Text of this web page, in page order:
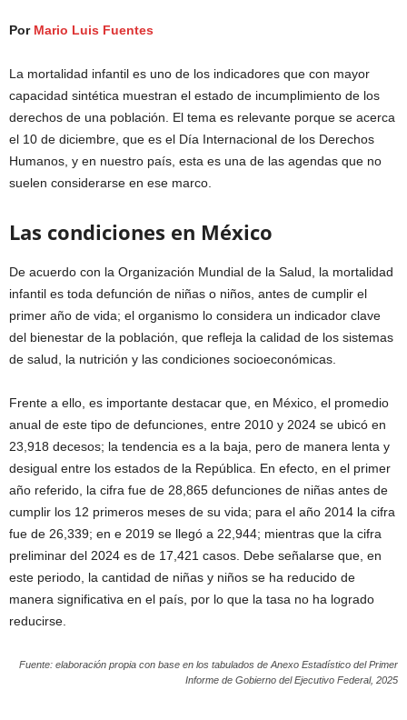
Por Mario Luis Fuentes
La mortalidad infantil es uno de los indicadores que con mayor
capacidad sintética muestran el estado de incumplimiento de los
derechos de una población. El tema es relevante porque se acerca
el 10 de diciembre, que es el Día Internacional de los Derechos
Humanos, y en nuestro país, esta es una de las agendas que no
suelen considerarse en ese marco.
Las condiciones en México
De acuerdo con la Organización Mundial de la Salud, la mortalidad
infantil es toda defunción de niñas o niños, antes de cumplir el
primer año de vida; el organismo lo considera un indicador clave
del bienestar de la población, que refleja la calidad de los sistemas
de salud, la nutrición y las condiciones socioeconómicas.
Frente a ello, es importante destacar que, en México, el promedio
anual de este tipo de defunciones, entre 2010 y 2024 se ubicó en
23,918 decesos; la tendencia es a la baja, pero de manera lenta y
desigual entre los estados de la República. En efecto, en el primer
año referido, la cifra fue de 28,865 defunciones de niñas antes de
cumplir los 12 primeros meses de su vida; para el año 2014 la cifra
fue de 26,339; en e 2019 se llegó a 22,944; mientras que la cifra
preliminar del 2024 es de 17,421 casos. Debe señalarse que, en
este periodo, la cantidad de niñas y niños se ha reducido de
manera significativa en el país, por lo que la tasa no ha logrado
reducirse.
Fuente: elaboración propia con base en los tabulados de Anexo Estadístico del Primer
Informe de Gobierno del Ejecutivo Federal, 2025